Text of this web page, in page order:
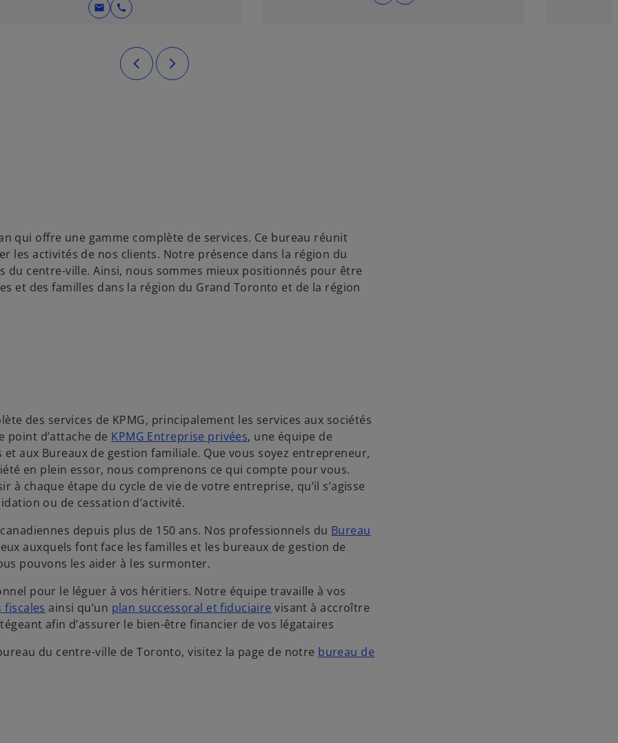
mail call
qui offre une gamme complète de services. Ce bureau réunit
les activités de nos clients. Notre présence dans la région du
centre-ville. Ainsi, nous sommes mieux positionnés pour être
et des familles dans la région du Grand Toronto et de la région
des services de KPMG, principalement les services aux sociétés
point d’attache de KPMG Entreprise privées, une équipe de
aux Bureaux de gestion familiale. Que vous soyez entrepreneur,
en plein essor, nous comprenons ce qui compte pour vous.
à chaque étape du cycle de vie de votre entreprise, qu’il s’agisse
ou de cessation d’activité.
depuis plus de 150 ans. Nos professionnels du Bureau
auxquels font face les familles et les bureaux de gestion de
pouvons les aider à les surmonter.
pour le léguer à vos héritiers. Notre équipe travaille à vos
fiscales ainsi qu’un plan successoral et fiduciaire visant à accroître
afin d’assurer le bien-être financier de vos légataires
du centre-ville de Toronto, visitez la page de notre bureau de